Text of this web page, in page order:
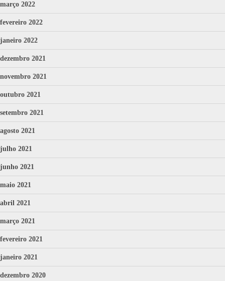
março 2022
fevereiro 2022
janeiro 2022
dezembro 2021
novembro 2021
outubro 2021
setembro 2021
agosto 2021
julho 2021
junho 2021
maio 2021
abril 2021
março 2021
fevereiro 2021
janeiro 2021
dezembro 2020